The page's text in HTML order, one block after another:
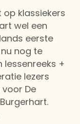
klassiekers
wel een
eerste
nog te
lessenreeks +
lezers
De